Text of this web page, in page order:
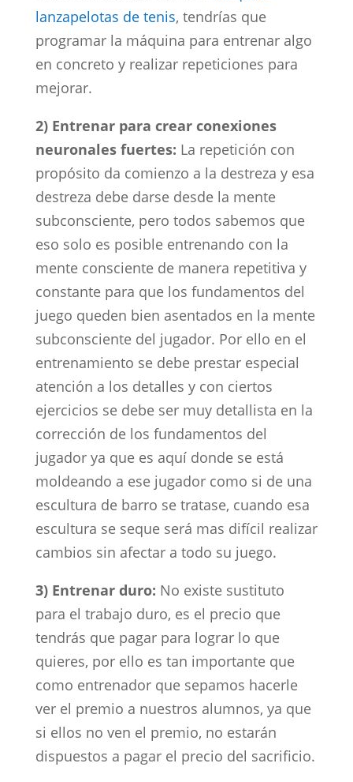
lanzapelotas de tenis, tendrías que
programar la máquina para entrenar algo
en concreto y realizar repeticiones para
mejorar.
2) Entrenar para crear conexiones
neuronales fuertes: La repetición con
propósito da comienzo a la destreza y esa
destreza debe darse desde la mente
subconsciente, pero todos sabemos que
eso solo es posible entrenando con la
mente consciente de manera repetitiva y
constante para que los fundamentos del
juego queden bien asentados en la mente
subconsciente del jugador. Por ello en el
entrenamiento se debe prestar especial
atención a los detalles y con ciertos
ejercicios se debe ser muy detallista en la
corrección de los fundamentos del
jugador ya que es aquí donde se está
moldeando a ese jugador como si de una
escultura de barro se tratase, cuando esa
escultura se seque será mas difícil realizar
cambios sin afectar a todo su juego.
3) Entrenar duro: No existe sustituto
para el trabajo duro, es el precio que
tendrás que pagar para lograr lo que
quieres, por ello es tan importante que
como entrenador que sepamos hacerle
ver el premio a nuestros alumnos, ya que
si ellos no ven el premio, no estarán
dispuestos a pagar el precio del sacrificio.